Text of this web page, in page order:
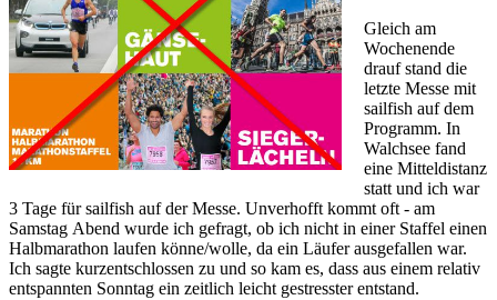
Gleich am
Wochenende
drauf stand die
letzte Messe mit
sailfish auf dem
Programm. In
Walchsee fand
eine Mitteldistanz
statt und ich war
3 Tage für sailfish auf der Messe. Unverhofft kommt oft - am
Samstag Abend wurde ich gefragt, ob ich nicht in einer Staffel einen
Halbmarathon laufen könne/wolle, da ein Läufer ausgefallen war.
Ich sagte kurzentschlossen zu und so kam es, dass aus einem relativ
entspannten Sonntag ein zeitlich leicht gestresster entstand.